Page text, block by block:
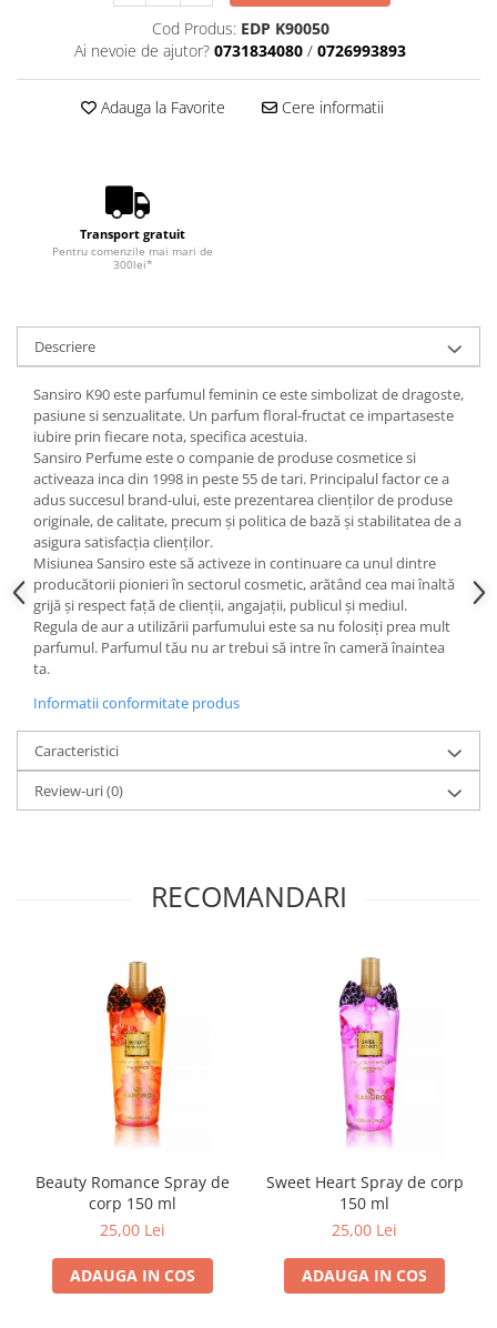
Cod Produs: EDP K90050
Ai nevoie de ajutor? 0731834080 / 0726993893
Adauga la Favorite Cere informatii
Transport gratuit
Pentru comenzile mai mari de
300lei*
Descriere
Sansiro K90 este parfumul feminin ce este simbolizat de dragoste,
pasiune si senzualitate. Un parfum floral-fructat ce impartaseste
iubire prin fiecare nota, specifica acestuia.
Sansiro Perfume este o companie de produse cosmetice si
activeaza inca din 1998 in peste 55 de tari. Principalul factor ce a
adus succesul brand-ului, este prezentarea clienților de produse
originale, de calitate, precum și politica de bază și stabilitatea de a
asigura satisfacția clienților.
Misiunea Sansiro este să activeze in continuare ca unul dintre
producătorii pionieri în sectorul cosmetic, arătând cea mai înaltă
grijă și respect față de clienții, angajații, publicul și mediul.
Regula de aur a utilizării parfumului este sa nu folosiți prea mult
parfumul. Parfumul tău nu ar trebui să intre în cameră înaintea
ta.
Informatii conformitate produs
Caracteristici
Review-uri(0)
RECOMANDARI
Beauty Romance Spray de
corp 150 ml
25,00 Lei
ADAUGA IN COS
Sweet Heart Spray de corp
150 ml
25,00 Lei
ADAUGA IN COS